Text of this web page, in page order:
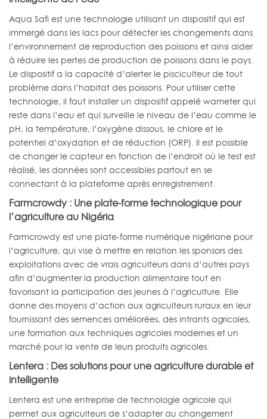
Aqua Safi est une technologie utilisant un dispositif qui est
immergé dans les lacs pour détecter les changements dans
l’environnement de reproduction des poissons et ainsi aider
à réduire les pertes de production de poissons dans le pays.
Le dispositif a la capacité d’alerter le pisciculteur de tout
problème dans l’habitat des poissons. Pour utiliser cette
technologie, il faut installer un dispositif appelé wameter qui
reste dans l’eau et qui surveille le niveau de l’eau comme le
pH, la température, l’oxygène dissous, le chlore et le
potentiel d’oxydation et de réduction (ORP). Il est possible
de changer le capteur en fonction de l’endroit où le test est
réalisé, les données sont accessibles partout en se
connectant à la plateforme après enregistrement.
Farmcrowdy : Une plate-forme technologique pour
l’agriculture au Nigéria
Farmcrowdy est une plate-forme numérique nigériane pour
l’agriculture, qui vise à mettre en relation les sponsors des
exploitations avec de vrais agriculteurs dans d’autres pays
afin d’augmenter la production alimentaire tout en
favorisant la participation des jeunes à l’agriculture. Elle
donne des moyens d’action aux agriculteurs ruraux en leur
fournissant des semences améliorées, des intrants agricoles,
une formation aux techniques agricoles modernes et un
marché pour la vente de leurs produits agricoles.
Lentera : Des solutions pour une agriculture durable et
intelligente
Lentera est une entreprise de technologie agricole qui
permet aux agriculteurs de s’adapter au changement